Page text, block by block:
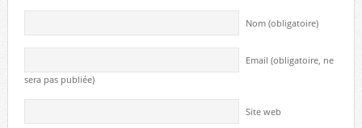
Nom (obligatoire)
Email (obligatoire, ne
sera pas publiée)
Site web